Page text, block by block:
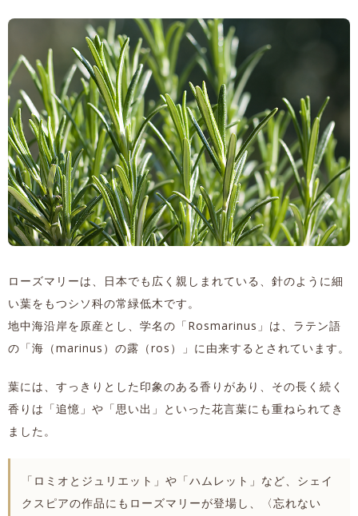
ローズマリーは、日本でも広く親しまれている、針のように細
い葉をもつシソ科の常緑低木です。
地中海沿岸を原産とし、学名の「Rosmarinus」は、ラテン語
の「海（marinus）の露（ros）」に由来するとされています。
葉には、すっきりとした印象のある香りがあり、その長く続く
香りは「追憶」や「思い出」といった花言葉にも重ねられてき
ました。
「ロミオとジュリエット」や「ハムレット」など、シェイ
クスピアの作品にもローズマリーが登場し、〈忘れない